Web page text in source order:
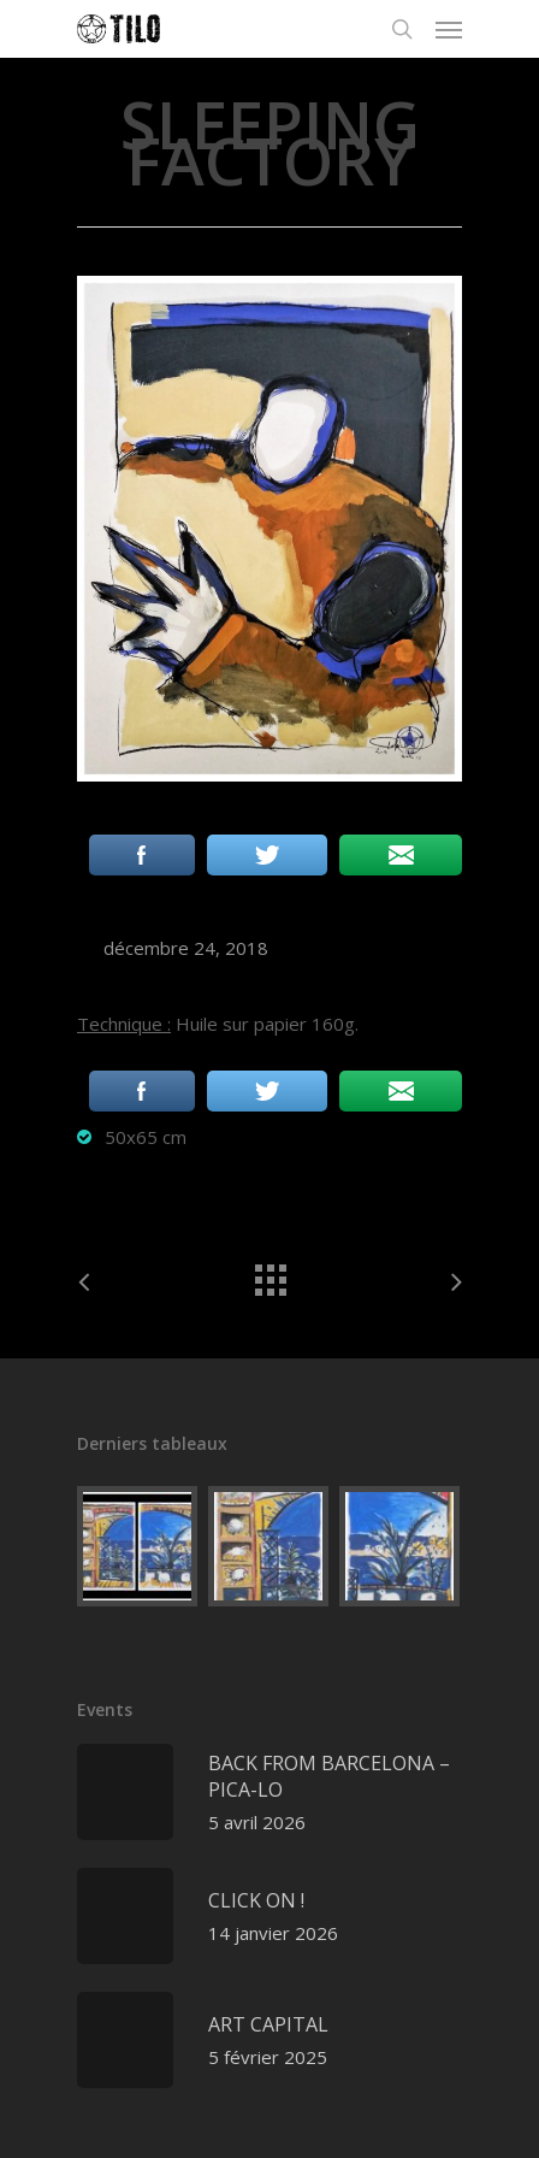
SLEEPING
FACTORY
décembre 24, 2018
Technique : Huile sur papier 160g.
50x65 cm
Derniers tableaux
Events
BACK FROM BARCELONA –
PICA-LO
5 avril 2026
CLICK ON !
14 janvier 2026
ART CAPITAL
5 février 2025